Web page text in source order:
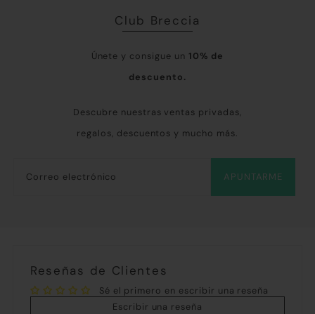
Club Breccia
Únete y consigue un 10% de
descuento.
Descubre nuestras ventas privadas,
regalos, descuentos y mucho más.
APUNTARME
Reseñas de Clientes
Sé el primero en escribir una reseña
Escribir una reseña